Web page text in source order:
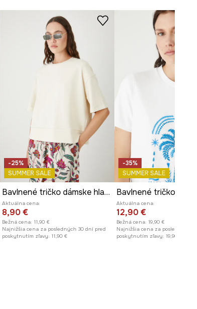
ROZMERY
Modelka je vysoká 175 cm a má
na sebe veľkosť S
Pozrite si rozmery produktu
-25%
SUMMER SALE
Bavlnené tričko dámske hladký
Aktuálna cena:
8,90 €
Bežná cena: 11,90 €
Najnižšia cena za posledných 30 dní pred
poskytnutím zľavy: 11,90 €
-35%
SUMMER SALE
Aktuálna cena:
12,90 €
Bežná cena: 19,90 €
Najnižšia cena za posledných
poskytnutím zľavy: 19,90 €